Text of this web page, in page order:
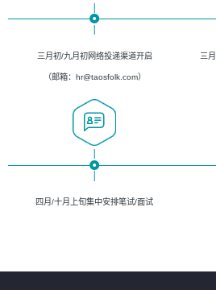
三月初/九月初网络投递渠道开启
（邮箱：hr@taosfolk.com）
三
四月/十月上旬集中安排笔试/面试